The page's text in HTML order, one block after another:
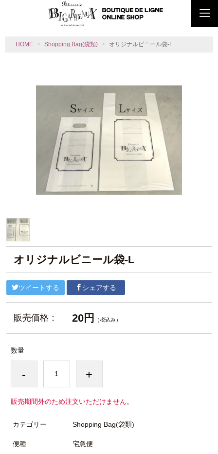
HOME Shopping Bag(袋類) オリジナルビニール袋-L
オリジナルビニール袋-L
ツイートする シェアする
販売価格： 20円 （税込み）
数量
- +
販売期間外のため注文いただけません。
カテゴリー Shopping Bag(袋類)
便種 宅急便